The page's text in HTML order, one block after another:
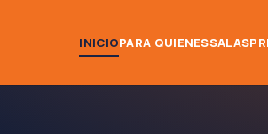
INICIOPARA QUIENESSALAS